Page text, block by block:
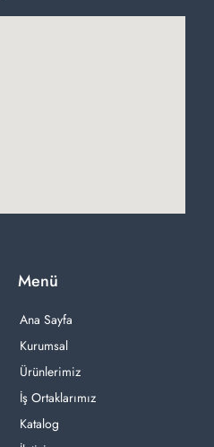
Menü
Ana Sayfa
Kurumsal
Ürünlerimiz
İş Ortaklarımız
Katalog